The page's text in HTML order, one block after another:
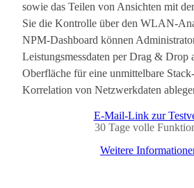
sowie das Teilen von Ansichten mit
Sie die Kontrolle über den WLAN-
NPM-Dashboard können
Leistungsmessdaten per Drag & Drop
Oberfläche für eine unmittelbare
Korrelation von Netzwerkdaten
E-Mail-Link zur
30 Tage volle
Weitere